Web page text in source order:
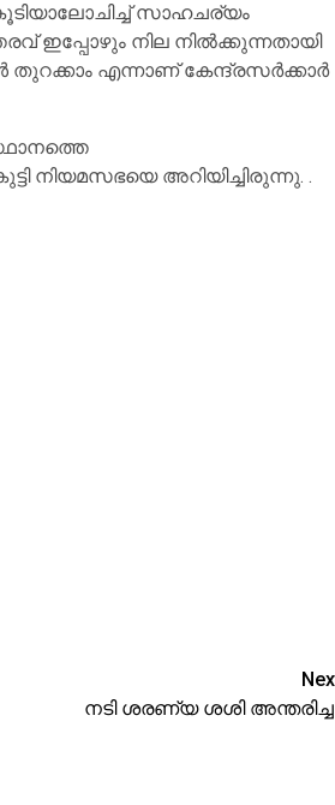
സാഹചര്യം
ഇപ്പോഴും നില നില്‍ക്കുന്നതായി
എന്നാണ് കേന്ദ്രസര്‍ക്കാര്‍
നിയമസഭയെ അറിയിച്ചിരുന്നു. .
നടി ശരണ്യ ശശി